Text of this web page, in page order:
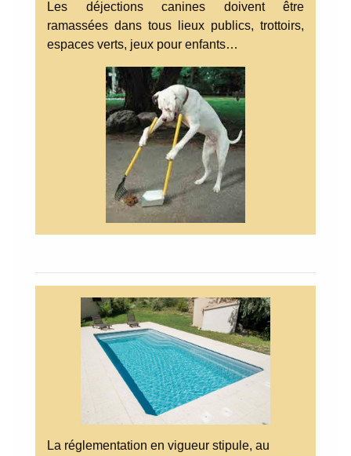
Les déjections canines doivent être
ramassées dans tous lieux publics, trottoirs,
espaces verts, jeux pour enfants…
La réglementation en vigueur stipule, au